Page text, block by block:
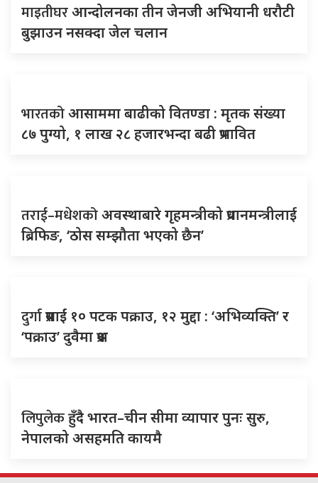
माइतीघरआन्दोलनका तीन जेनजी अभियानी धरौटी
बुझाउन नसक्दा जेल चलान
भारतकोआसाममा बाढीको वितण्डा : मृतक संख्या
८७ पुग्यो, १ लाख २८ हजारभन्दा बढी प्रभावित
तराई–मधेशकोअवस्थाबारे गृहमन्त्रीको प्रधानमन्त्रीलाई
ब्रिफिङ, ‘ठोस सम्झौता भएको छैन’
दुर्गाप्रसाईं १० पटक पक्राउ, १२ मुद्दा : ‘अभिव्यक्ति’ र
‘पक्राउ’ दुवैमा प्रश्न
लिपुलेकहुँदै भारत–चीन सीमा व्यापार पुनः सुरु,
नेपालको असहमति कायमै